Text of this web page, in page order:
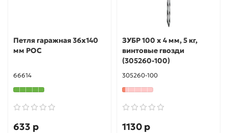
Петля гаражная 36х140
мм РОС
66614
633 р
ЗУБР 100 x 4 мм, 5 кг,
винтовые гвозди
(305260-100)
305260-100
1130 р